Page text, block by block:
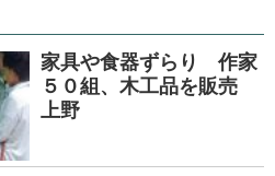
家具や食器ずらり 作家
５０組、木工品を販売
上野